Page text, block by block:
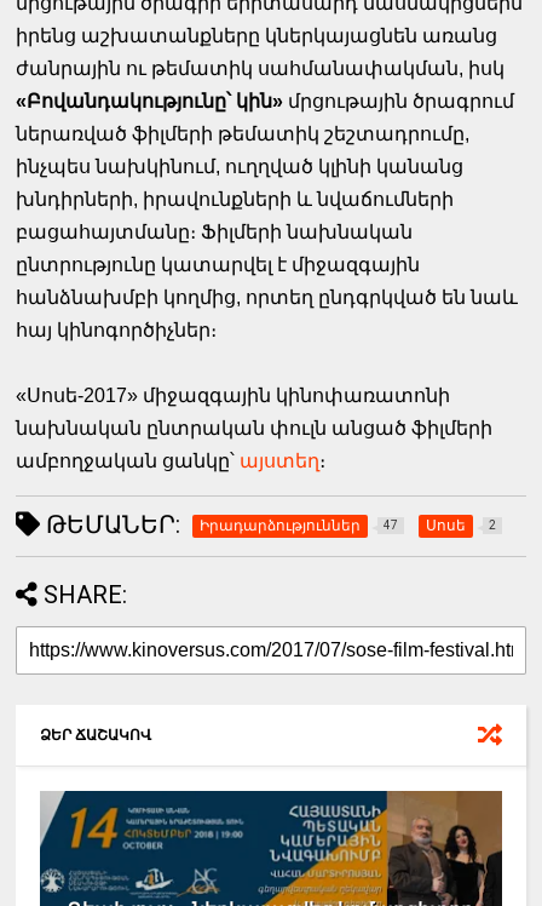
իրենց աշխատանքները կներկայացնեն առանց
ժանրային ու թեմատիկ սահմանափակման, իսկ
«Բովանդակությունը՝ կին» մրցութային ծրագրում
ներառված ֆիլմերի թեմատիկ շեշտադրումը,
ինչպես նախկինում, ուղղված կլինի կանանց
խնդիրների, իրավունքների և նվաճումների
բացահայտմանը։ Ֆիլմերի նախնական
ընտրությունը կատարվել է միջազգային
հանձնախմբի կողմից, որտեղ ընդգրկված են նաև
հայ կինոգործիչներ։
«Սոսե-2017» միջազգային կինոփառատոնի
նախնական ընտրական փուլն անցած ֆիլմերի
ամբողջական ցանկը՝ այստեղ։
ԹԵՄԱՆԵՐ: Իրադարձություններ 47 Սոսե 2
SHARE:
ՁԵՐ ՃԱՇԱԿՈՎ